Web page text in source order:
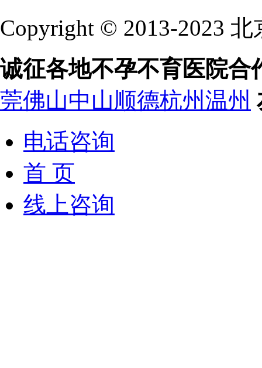
Copyright © 2013-2023
诚征各地不孕不育医院合
莞佛山中山顺德杭州温州
电话咨询
首 页
线上咨询